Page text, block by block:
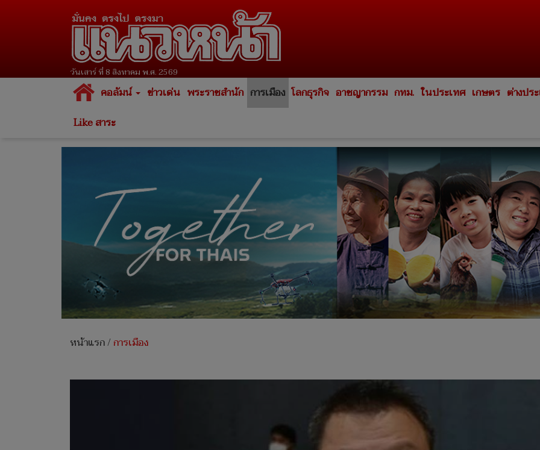
วันเสาร์ ที่ 8 สิงหาคม พ.ศ. 2569
คอลัมน์ ข่าวเด่น พระราชสำนัก การเมือง โลกธุรกิจ อาชญากรรม กทม. ในประเทศ เกษตร ต่างปร
Like สาระ
หน้าแรก/การเมือง